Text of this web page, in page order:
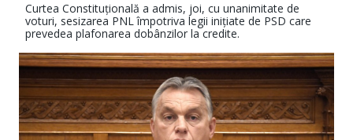
Curtea Constituțională a admis, joi, cu unanimitate de
voturi, sesizarea PNL împotriva legii inițiate de PSD care
prevedea plafonarea dobânzilor la credite.